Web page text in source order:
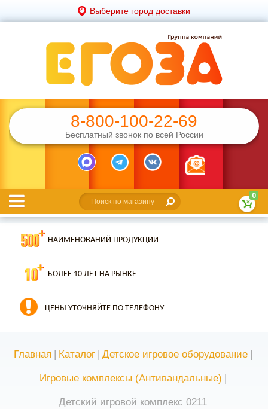
Выберите город доставки
8-800-100-22-69
Бесплатный звонок по всей России
0
НАИМЕНОВАНИЙ ПРОДУКЦИИ
БОЛЕЕ 10 ЛЕТ НА РЫНКЕ
ЦЕНЫ УТОЧНЯЙТЕ ПО ТЕЛЕФОНУ
Главная | Каталог | Детское игровое оборудование |
Игровые комплексы (Антивандальные) |
Детский игровой комплекс 0211